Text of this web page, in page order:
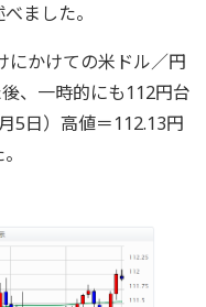
ました。
にかけての米ドル／円
、一時的にも112円台
5日）高値＝112.13円